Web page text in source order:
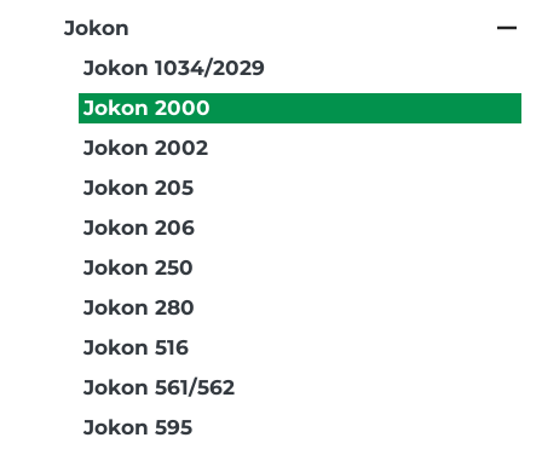
Jokon
Jokon 1034/2029
Jokon 2000
Jokon 2002
Jokon 205
Jokon 206
Jokon 250
Jokon 280
Jokon 516
Jokon 561/562
Jokon 595